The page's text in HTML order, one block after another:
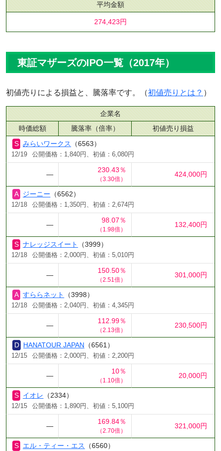
平均金額
274,423円
東証マザーズのIPO一覧（2017年）
初値売りによる損益と、騰落率です。（初値売りとは？ ）
企業名
時価総額
騰落率（倍率）
初値売り損益
みらいワークス
（6563）
12/19 公開価格：1,840円、初値：6,080円
―
230.43％
（3.30倍）
424,000円
ジーニー （6562）
12/18 公開価格：1,350円、初値：2,674円
―
98.07％
（1.98倍）
132,400円
ナレッジスイート （3999）
12/18 公開価格：2,000円、初値：5,010円
―
150.50％
（2.51倍）
301,000円
すららネット （3998）
12/18 公開価格：2,040円、初値：4,345円
―
112.99％
（2.13倍）
230,500円
HANATOUR JAPAN （6561）
12/15 公開価格：2,000円、初値：2,200円
―
10％
（1.10倍）
20,000円
イオレ （2334）
12/15 公開価格：1,890円、初値：5,100円
―
169.84％
（2.70倍）
321,000円
エル・ティー・エス （6560）